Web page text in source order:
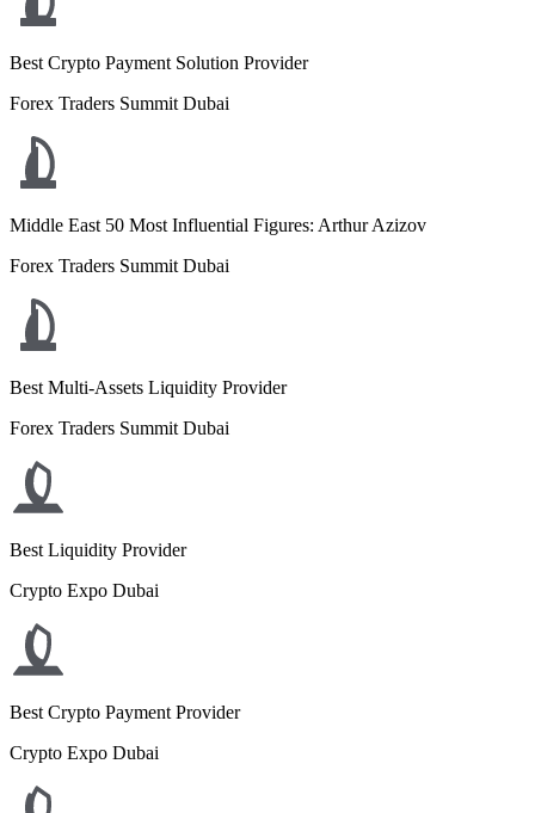
Best Crypto Payment Solution Provider
Forex Traders Summit Dubai
Middle East 50 Most Influential Figures: Arthur Azizov
Forex Traders Summit Dubai
Best Multi-Assets Liquidity Provider
Forex Traders Summit Dubai
Best Liquidity Provider
Crypto Expo Dubai
Best Crypto Payment Provider
Crypto Expo Dubai